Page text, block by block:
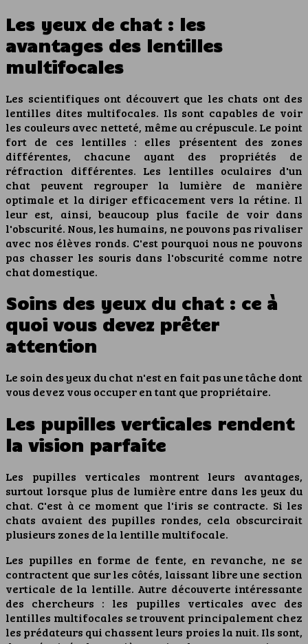
Les yeux de chat : les
avantages des lentilles
multifocales
Les scientifiques ont découvert que les chats ont des
lentilles dites multifocales. Ils sont capables de voir
les couleurs avec netteté, même au crépuscule. Le point
fort de ces lentilles : elles présentent des zones
différentes, chacune ayant des propriétés de
réfraction différentes. Les lentilles oculaires d'un
chat peuvent regrouper la lumière de manière
optimale et la diriger efficacement vers la rétine. Il
leur est, ainsi, beaucoup plus facile de voir dans
l'obscurité. Nous, les humains, ne pouvons pas rivaliser
avec nos élèves ronds. C'est pourquoi nous ne pouvons
pas chasser les souris dans l'obscurité comme notre
chat domestique.
Soins des yeux du chat : ce à
quoi vous devez prêter
attention
Le soin des yeux du chat n'est en fait pas une tâche dont
vous devez vous occuper en tant que propriétaire.
Les pupilles verticales rendent
la vision parfaite
Les pupilles verticales montrent leurs avantages,
surtout lorsque plus de lumière entre dans les yeux du
chat. C'est à ce moment que l'iris se contracte. Si les
chats avaient des pupilles rondes, cela obscurcirait
plusieurs zones de la lentille multifocale.
Les pupilles en forme de fente, en revanche, ne se
contractent que sur les côtés, laissant libre une section
verticale de la lentille. Autre découverte intéressante
des chercheurs : les pupilles verticales avec des
lentilles multifocales se trouvent principalement chez
les prédateurs qui chassent leurs proies la nuit. Ils sont,